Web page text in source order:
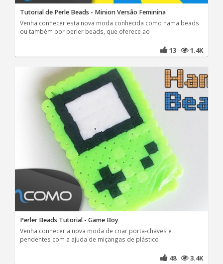
Tutorial de Perle Beads - Minion Versão Feminina
Venha conhecer esta nova moda conhecida como hama beads
ou também por perler beads, que oferece ao
13 1.4K
Perler Beads Tutorial - Game Boy
Venha conhecer a nova moda de criar porta-chaves e
pendentes com a ajuda de miçangas de plástico
48 3.4K